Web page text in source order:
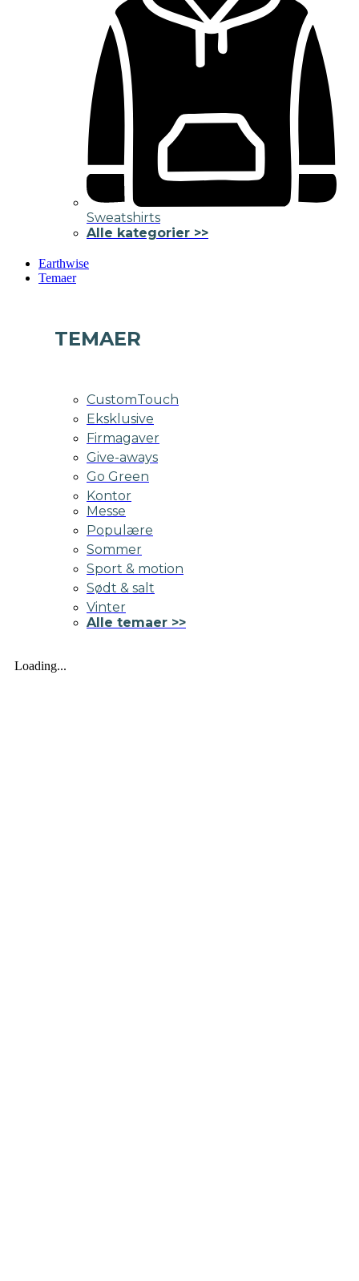
Sweatshirts
Alle kategorier >>
Earthwise
Temaer
TEMAER
CustomTouch
Eksklusive
Firmagaver
Give-aways
Go Green
Kontor
Messe
Populære
Sommer
Sport & motion
Sødt & salt
Vinter
Alle temaer >>
Loading...